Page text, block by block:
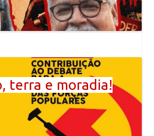
terra e moradia!